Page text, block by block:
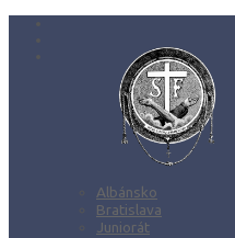
Albánsko
Bratislava
Juniorát